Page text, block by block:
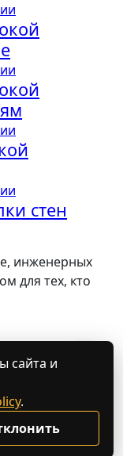
стен
инженерных
для тех, кто
сайта и
.